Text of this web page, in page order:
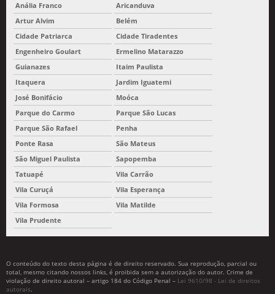
Anália Franco
Aricanduva
Artur Alvim
Belém
Cidade Patriarca
Cidade Tiradentes
Engenheiro Goulart
Ermelino Matarazzo
Guianazes
Itaim Paulista
Itaquera
Jardim Iguatemi
José Bonifácio
Moóca
Parque do Carmo
Parque São Lucas
Parque São Rafael
Penha
Ponte Rasa
São Mateus
São Miguel Paulista
Sapopemba
Tatuapé
Vila Carrão
Vila Curuçá
Vila Esperança
Vila Formosa
Vila Matilde
Vila Prudente
O conteúdo do texto desta página é de direito reservado. Sua reprodução, parcial ou
total, mesmo citando nossos links, é proibida sem a autorização do autor. Crime de
violação de direito autoral – artigo 184 do Código Penal – Lei 9610/98 - Lei de direitos
autorais.